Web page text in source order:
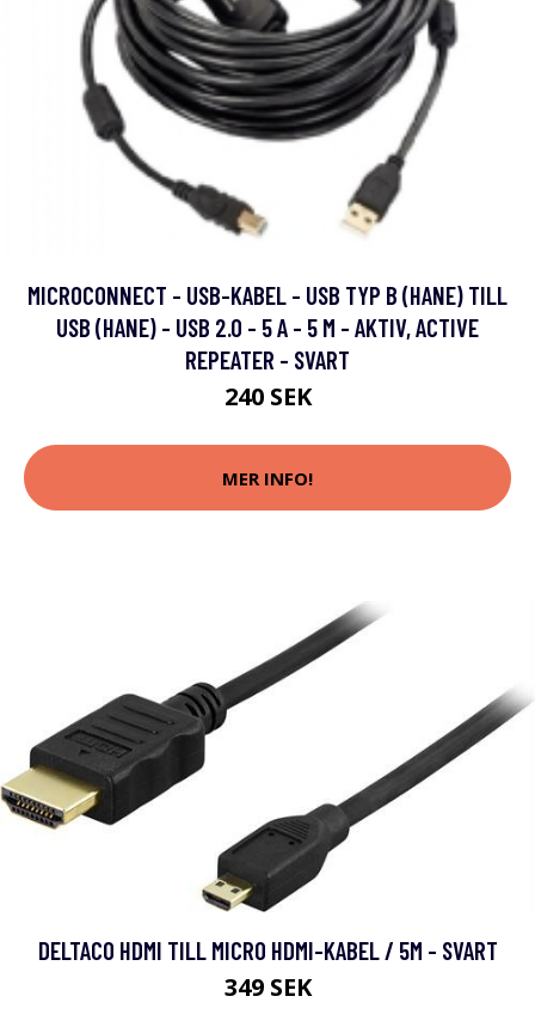
MICROCONNECT - USB-KABEL - USB TYP B (HANE) TILL
USB (HANE) - USB 2.0 - 5 A - 5 M - AKTIV, ACTIVE
REPEATER - SVART
240 SEK
MER INFO!
DELTACO HDMI TILL MICRO HDMI-KABEL / 5M - SVART
349 SEK